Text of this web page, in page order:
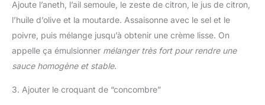
Ajoute l’aneth, l’ail semoule, le zeste de citron, le jus de citron,
l’huile d’olive et la moutarde. Assaisonne avec le sel et le
poivre, puis mélange jusqu’à obtenir une crème lisse. On
appelle ça émulsionner mélanger très fort pour rendre une
sauce homogène et stable.
3. Ajouter le croquant de “concombre”